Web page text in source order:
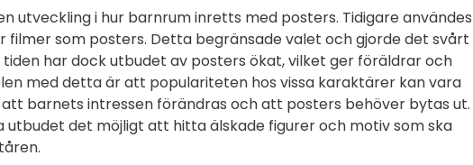
utveckling i hur barnrum inretts med posters. Tidigare användes
filmer som posters. Detta begränsade valet och gjorde det svårt
tiden har dock utbudet av posters ökat, vilket ger föräldrar och
med detta är att populariteten hos vissa karaktärer kan vara
barnets intressen förändras och att posters behöver bytas ut.
utbudet det möjligt att hitta älskade figurer och motiv som ska